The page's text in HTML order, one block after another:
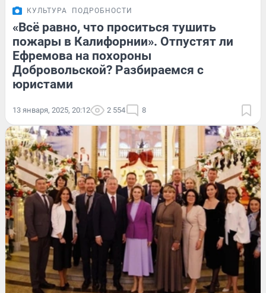
КУЛЬТУРА ПОДРОБНОСТИ
«Всё равно, что проситься тушить
пожары в Калифорнии». Отпустят ли
Ефремова на похороны
Добровольской? Разбираемся с
юристами
13 января, 2025, 20:12 2 554 8